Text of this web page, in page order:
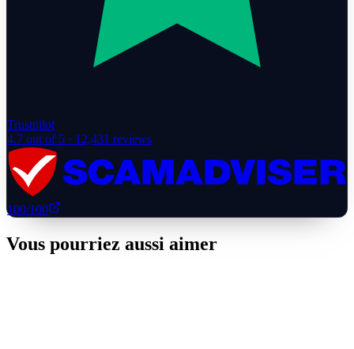
Trustpilot
4.7 out of 5 · 12,431 reviews
100/100
Vous pourriez aussi aimer